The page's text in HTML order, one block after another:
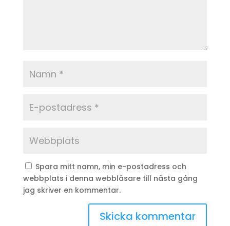
Spara mitt namn, min e-postadress och
webbplats i denna webbläsare till nästa gång
jag skriver en kommentar.